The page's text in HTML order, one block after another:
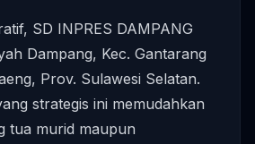
SD INPRES DAMPANG
Dampang, Kec. Gantarang
Prov. Sulawesi Selatan.
strategis ini memudahkan
tua murid maupun